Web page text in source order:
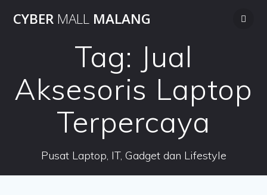
to
CYBER MALL MALANG
Tag: Jual
Aksesoris Laptop
Terpercaya
Pusat Laptop, IT, Gadget dan Lifestyle